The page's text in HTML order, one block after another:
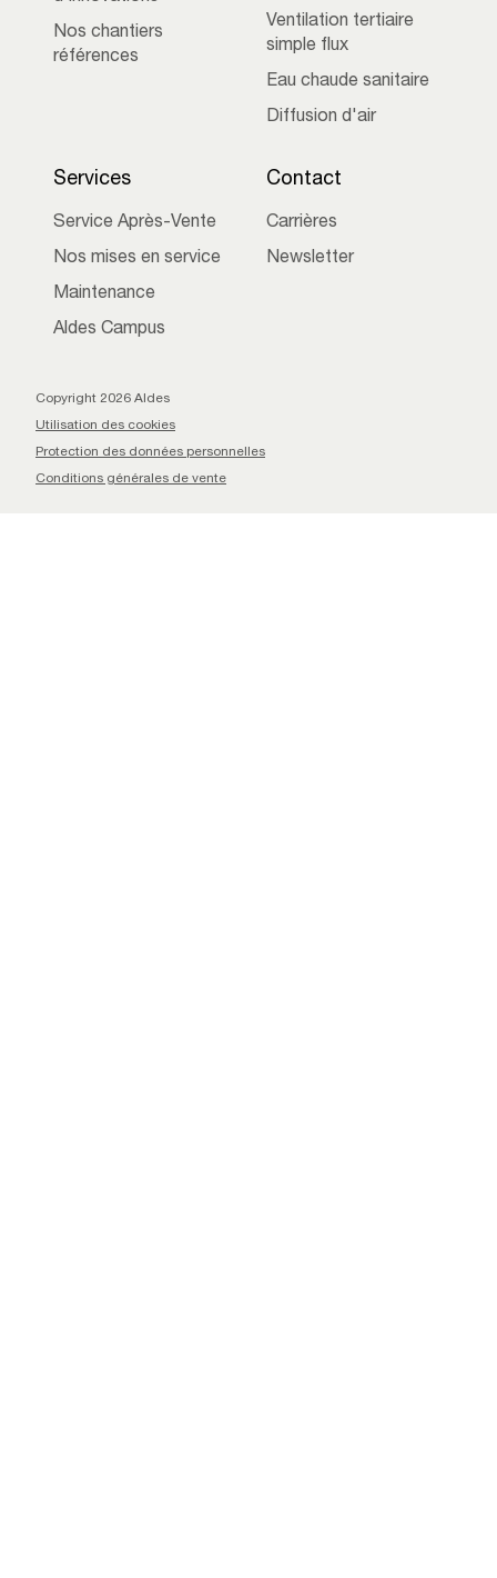
Nos chantiers
références
Ventilation tertiaire
simple flux
Eau chaude sanitaire
Diffusion d'air
Services
Service Après-Vente
Nos mises en service
Maintenance
Aldes Campus
Contact
Carrières
Newsletter
Copyright 2026 Aldes
Utilisation des cookies
Protection des données personnelles
Conditions générales de vente